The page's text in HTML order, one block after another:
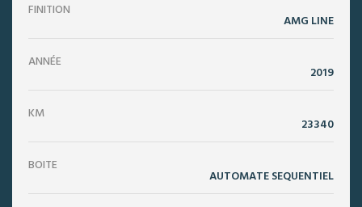
FINITION
AMG LINE
ANNÉE
2019
KM
23340
BOITE
AUTOMATE SEQUENTIEL